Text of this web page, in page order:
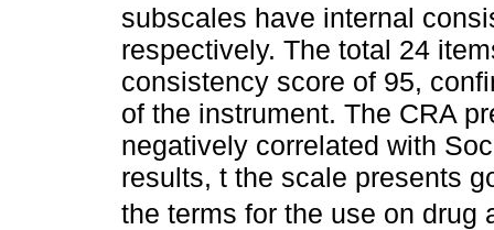
subscales have internal
respectively. The total 24
consistency score of 95,
of the instrument. The CRA
negatively correlated with
results, t the scale presents
the terms for the use on drug